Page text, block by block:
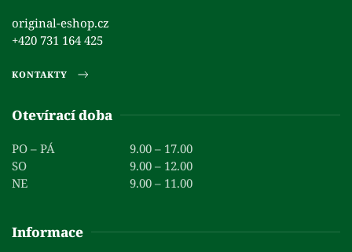
original-eshop.cz
+420 731 164 425
KONTAKTY
Otevírací doba
PO – PÁ
9.00 – 17.00
SO
9.00 – 12.00
NE
9.00 – 11.00
Informace